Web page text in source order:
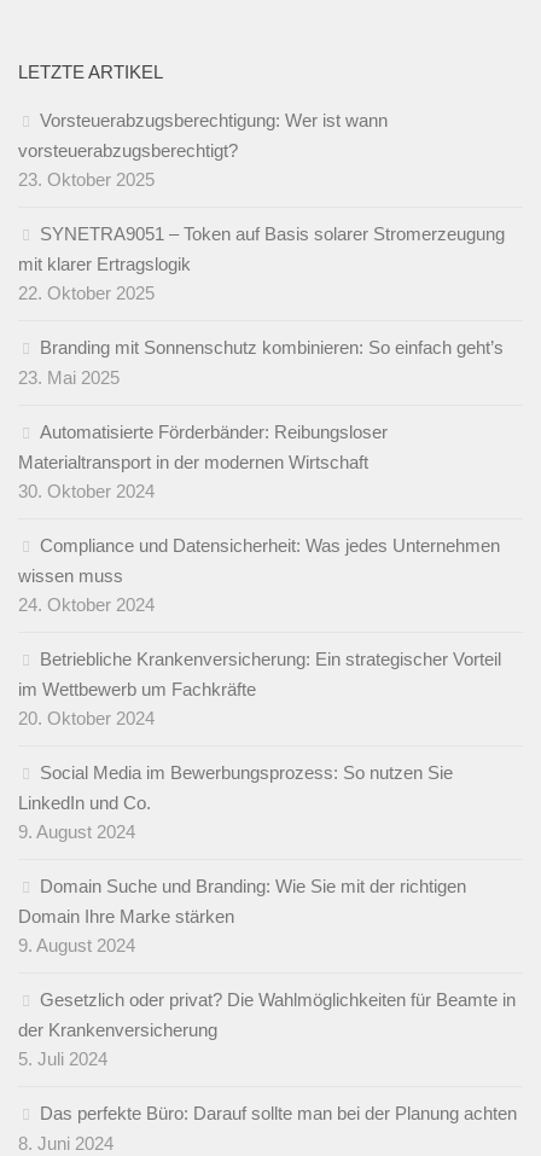
LETZTE ARTIKEL
Vorsteuerabzugsberechtigung: Wer ist wann
vorsteuerabzugsberechtigt?
23. Oktober 2025
SYNETRA9051 – Token auf Basis solarer Stromerzeugung
mit klarer Ertragslogik
22. Oktober 2025
Branding mit Sonnenschutz kombinieren: So einfach geht’s
23. Mai 2025
Automatisierte Förderbänder: Reibungsloser
Materialtransport in der modernen Wirtschaft
30. Oktober 2024
Compliance und Datensicherheit: Was jedes Unternehmen
wissen muss
24. Oktober 2024
Betriebliche Krankenversicherung: Ein strategischer Vorteil
im Wettbewerb um Fachkräfte
20. Oktober 2024
Social Media im Bewerbungsprozess: So nutzen Sie
LinkedIn und Co.
9. August 2024
Domain Suche und Branding: Wie Sie mit der richtigen
Domain Ihre Marke stärken
9. August 2024
Gesetzlich oder privat? Die Wahlmöglichkeiten für Beamte in
der Krankenversicherung
5. Juli 2024
Das perfekte Büro: Darauf sollte man bei der Planung achten
8. Juni 2024